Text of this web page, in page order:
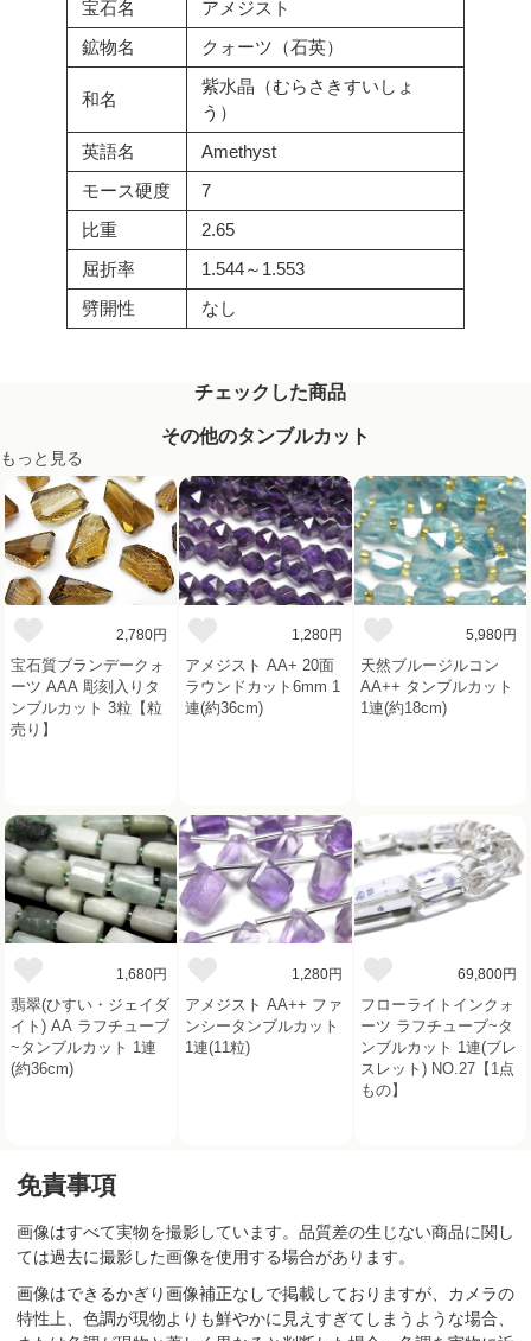
宝石名
アメジスト
鉱物名
クォーツ（石英）
和名
紫水晶（むらさきすいしょ
う）
英語名
Amethyst
モース硬度
7
比重
2.65
屈折率
1.544～1.553
劈開性
なし
チェックした商品
その他のタンブルカット
もっと見る
2,780円
宝石質ブランデークォ
ーツ AAA 彫刻入りタ
ンブルカット 3粒【粒
売り】
1,280円
アメジスト AA+ 20面
ラウンドカット6mm 1
連(約36cm)
5,980円
天然ブルージルコン
AA++ タンブルカット
1連(約18cm)
1,680円
翡翠(ひすい・ジェイダ
イト) AA ラフチューブ
~タンブルカット 1連
(約36cm)
1,280円
アメジスト AA++ ファ
ンシータンブルカット
1連(11粒)
69,800円
フローライトインクォ
ーツ ラフチューブ~タ
ンブルカット 1連(ブレ
スレット) NO.27【1点
もの】
免責事項
画像はすべて実物を撮影しています。品質差の生じない商品に関し
ては過去に撮影した画像を使用する場合があります。
画像はできるかぎり画像補正なしで掲載しておりますが、カメラの
特性上、色調が現物よりも鮮やかに見えすぎてしまうような場合、